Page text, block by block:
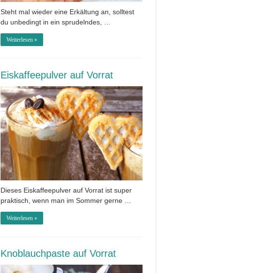
Steht mal wieder eine Erkältung an, solltest
du unbedingt in ein sprudelndes, …
Weiterlesen »
Eiskaffeepulver auf Vorrat
Dieses Eiskaffeepulver auf Vorrat ist super
praktisch, wenn man im Sommer gerne …
Weiterlesen »
Knoblauchpaste auf Vorrat